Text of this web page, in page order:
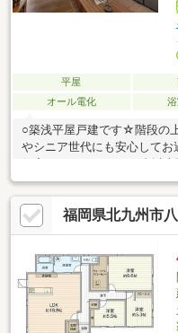
平屋
オール電化
○築浅平屋戸建です☆階段の
やシニア世代にも安心して
夏にはビニールプールやバ
からは、リビングや洋室で
小さいお子様がいる世帯に
街にある落ち着いた住環境
便性良好ですね【当社自慢
スタッフはリフォーム、ロ
入+リフォーム費用もまとめ
福岡県北九州市